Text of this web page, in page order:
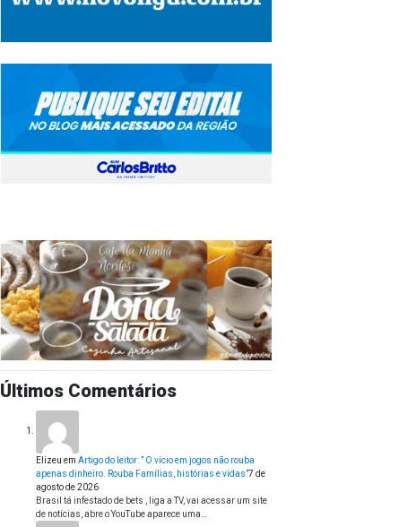
Últimos Comentários
Elizeu em Artigo do leitor: ” O vício em jogos não rouba
apenas dinheiro. Rouba Famílias, histórias e vidas”7 de
agosto de 2026
Brasil tá infestado de bets , liga a TV, vai acessar um site
de notícias, abre o YouTube aparece uma…